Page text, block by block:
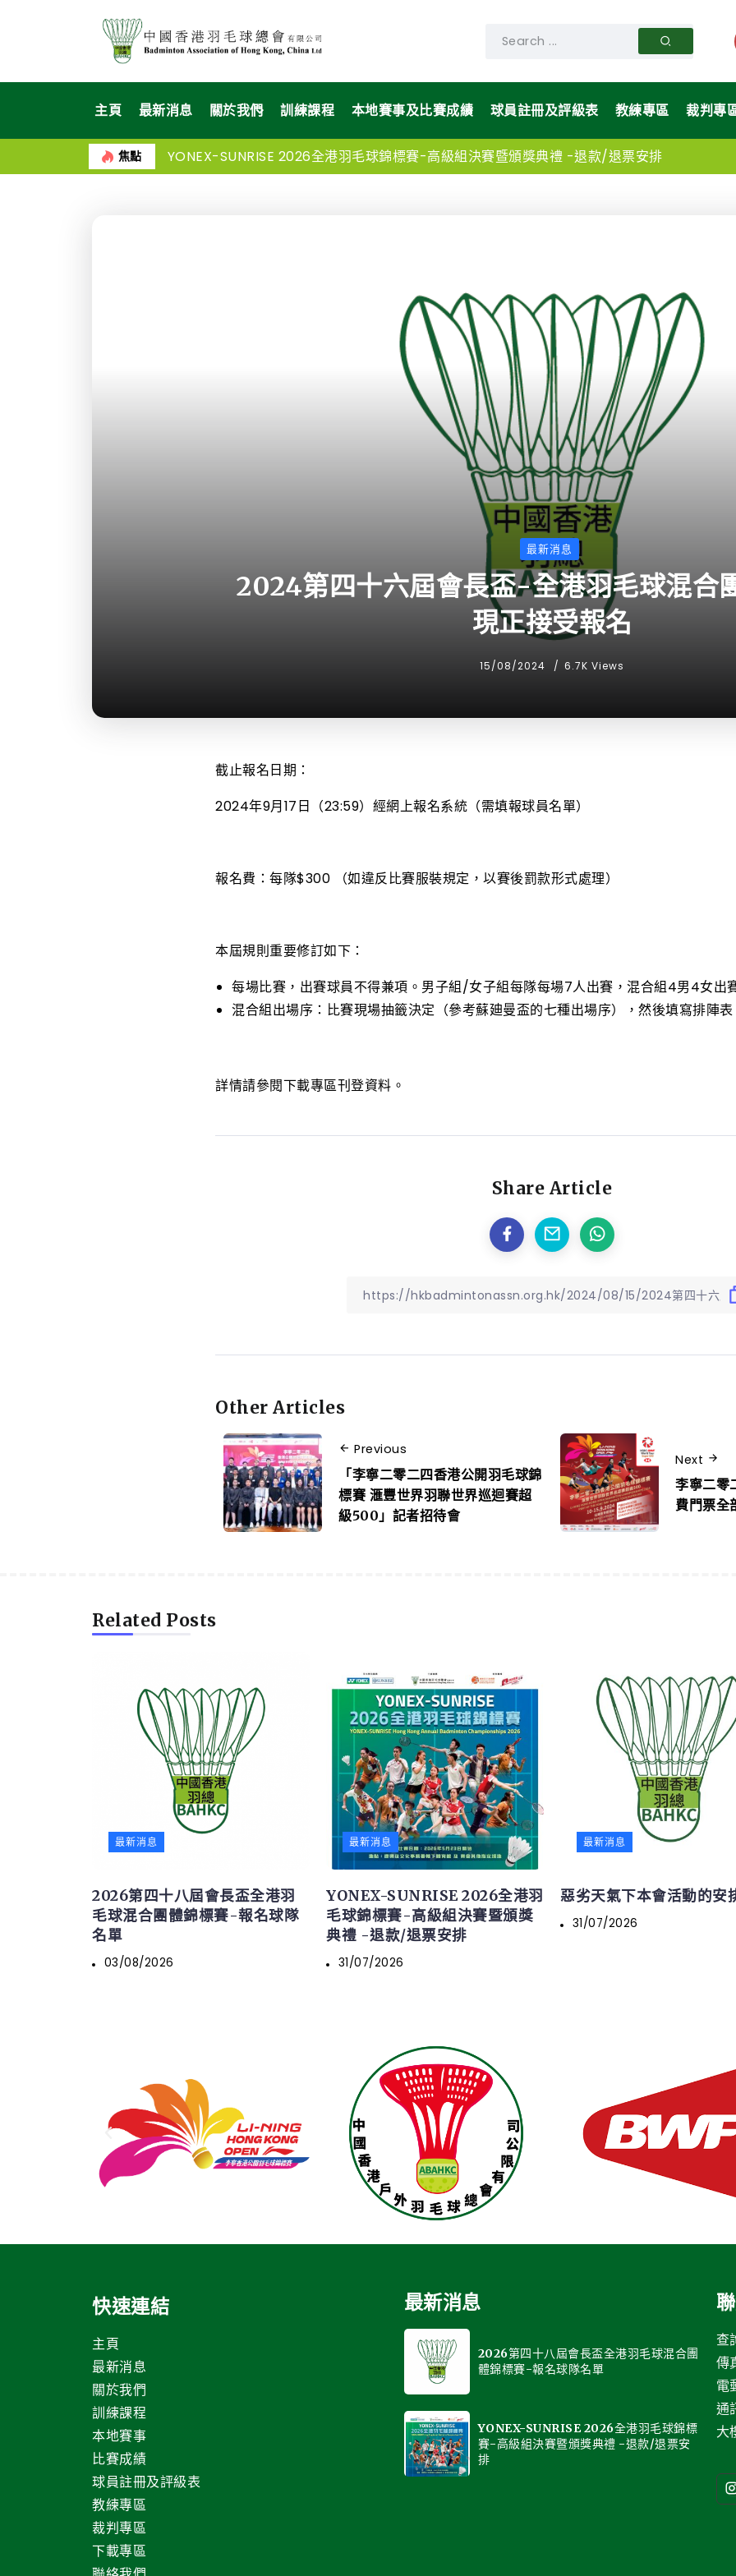
主頁 最新消息 關於我們 訓練課程 本地賽事及比賽成績 球員註冊及評級表 教練專區 裁判專
焦點 YONEX-SUNRISE 2026全港羽毛球錦標賽-高級組決賽暨頒獎典禮 -退款/退票安排
最新消息
2024第四十六屆會長盃-全港羽毛球混合
現正接受報名
15/08/2024 6.7K Views
截止報名日期：
2024年9月17日（23:59）經網上報名系統（需填報球員名單）
報名費：每隊$300 （如違反比賽服裝規定，以賽後罰款形式處理）
本屆規則重要修訂如下：
每場比賽，出賽球員不得兼項。男子組/女子組每隊每場7人出賽，混合組4男4女出
混合組出場序：比賽現場抽籤決定（參考蘇廸曼盃的七種出場序），然後填寫排陣
詳情請參閱下載專區刊登資料。
Share Article
Other Articles
Previous
「李寧二零二四香港公開羽毛球錦
標賽 滙豐世界羽聯世界巡迴賽超
級500」記者招待會
Next
李寧二零
費門票全
Related Posts
最新消息
2026第四十八屆會長盃全港羽
毛球混合團體錦標賽-報名球隊
名單
03/08/2026
最新消息
YONEX-SUNRISE 2026全港羽
毛球錦標賽-高級組決賽暨頒獎
典禮 -退款/退票安排
31/07/2026
最新消息
惡劣天氣下本會活動的安
31/07/2026
快速連結
主頁
最新消息
關於我們
訓練課程
本地賽事
比賽成績
球員註冊及評級表
教練專區
裁判專區
下載專區
最新消息
2026第四十八屆會長盃全港羽毛球混合團
體錦標賽-報名球隊名單
YONEX-SUNRISE 2026全港羽毛球錦標
賽-高級組決賽暨頒獎典禮 -退款/退票安
排
查
傳
電
通
大